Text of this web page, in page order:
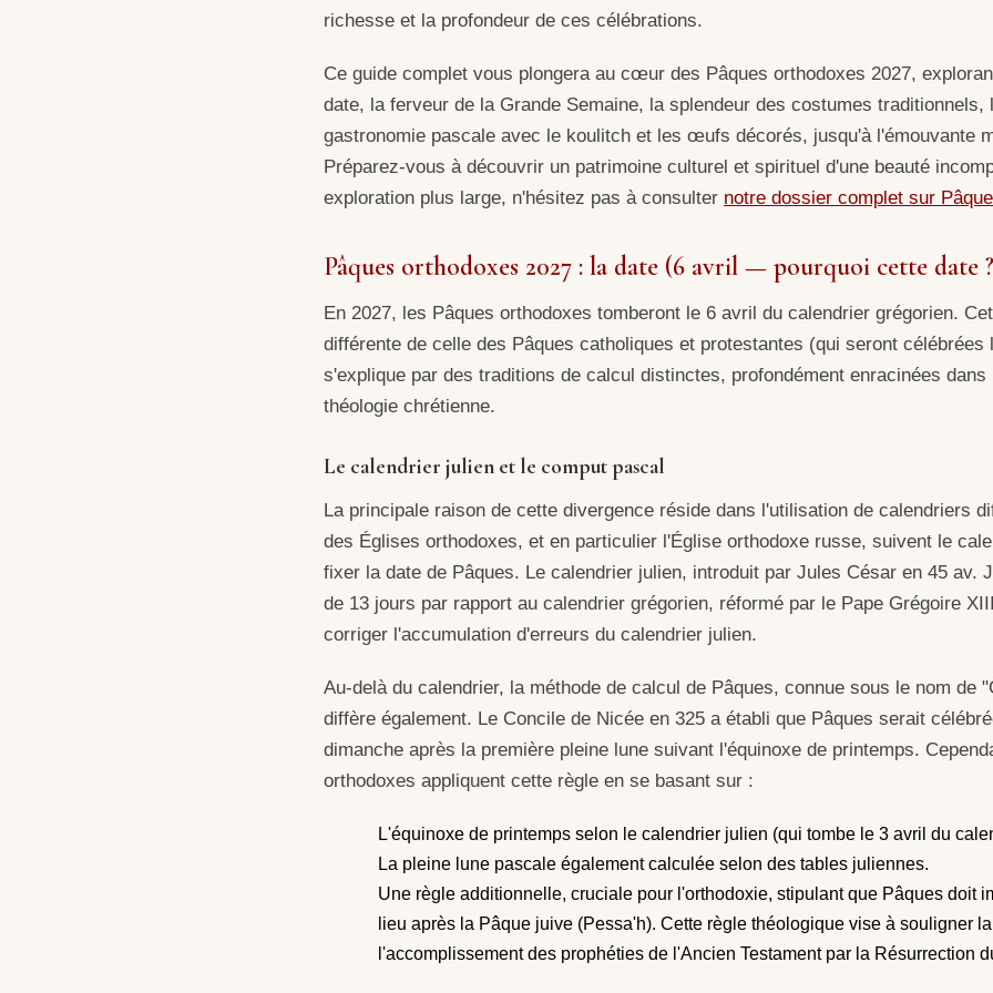
richesse et la profondeur de ces célébrations.
Ce guide complet vous plongera au cœur des Pâques orthodoxes 2027,
date, la ferveur de la Grande Semaine, la splendeur des costumes traditionnels,
gastronomie pascale avec le koulitch et les œufs décorés, jusqu'à l'émouvante
Préparez-vous à découvrir un patrimoine culturel et spirituel d'une beauté
exploration plus large, n'hésitez pas à consulter notre dossier complet sur
Pâques orthodoxes 2027 : la date (6 avril — pourquoi cette date
En 2027, les Pâques orthodoxes tomberont le 6 avril du calendrier grégorien.
différente de celle des Pâques catholiques et protestantes (qui seront célébrées
s'explique par des traditions de calcul distinctes, profondément enracinées
théologie chrétienne.
Le calendrier julien et le comput pascal
La principale raison de cette divergence réside dans l'utilisation de calendriers
des Églises orthodoxes, et en particulier l'Église orthodoxe russe, suivent le
fixer la date de Pâques. Le calendrier julien, introduit par Jules César en 45 av.
de 13 jours par rapport au calendrier grégorien, réformé par le Pape Grégoire
corriger l'accumulation d'erreurs du calendrier julien.
Au-delà du calendrier, la méthode de calcul de Pâques, connue sous le nom de
diffère également. Le Concile de Nicée en 325 a établi que Pâques serait
dimanche après la première pleine lune suivant l'équinoxe de printemps.
orthodoxes appliquent cette règle en se basant sur :
L'équinoxe de printemps selon le calendrier julien (qui tombe le 3 avril du
La pleine lune pascale également calculée selon des tables juliennes.
Une règle additionnelle, cruciale pour l'orthodoxie, stipulant que Pâques doit
lieu après la Pâque juive (Pessa'h). Cette règle théologique vise à souligner
l'accomplissement des prophéties de l'Ancien Testament par la Résurrection